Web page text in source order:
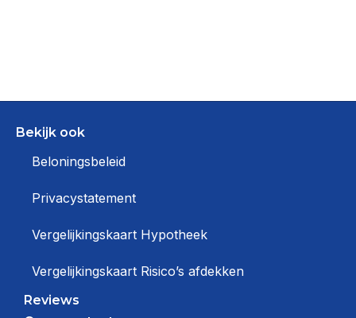
Bekijk ook
Beloningsbeleid
Privacystatement
Vergelijkingskaart Hypotheek
Vergelijkingskaart Risico’s afdekken
Reviews